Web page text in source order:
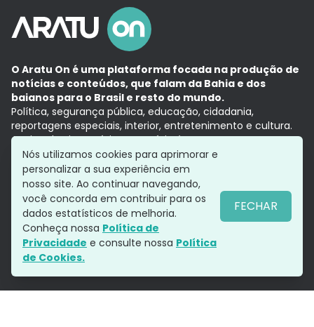
O Aratu On é uma plataforma focada na produção de
notícias e conteúdos, que falam da Bahia e dos
baianos para o Brasil e resto do mundo.
Política, segurança pública, educação, cidadania,
reportagens especiais, interior, entretenimento e cultura.
Aqui, tudo vira notícia e a notícia é no tempo presente,
com a credibilidade do Grupo Aratu.
Grupo Aratu
Política de privacidade
Siga-nos
Nós utilizamos cookies para aprimorar e
personalizar a sua experiência em
nosso site. Ao continuar navegando,
você concorda em contribuir para os
dados estatísticos de melhoria.
Conheça nossa Política de
Privacidade e consulte nossa Política
de Cookies.
FECHAR